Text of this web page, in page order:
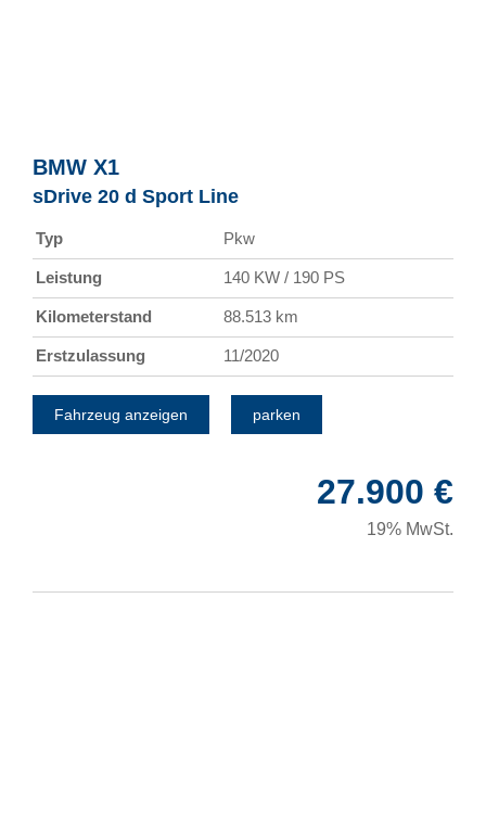
BMW X1
sDrive 20 d Sport Line
Typ Pkw
Leistung 140 KW / 190 PS
Kilometerstand 88.513 km
Erstzulassung 11/2020
Fahrzeug anzeigen parken
27.900 €
19% MwSt.